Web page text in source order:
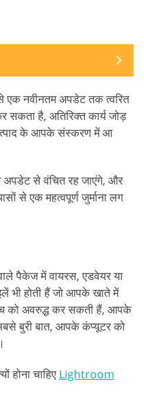
एक नवीनतम अपडेट तक त्वरित
सकता है, अतिरिक्त कार्य जोड़
के आपके संस्करण में आ
से वंचित रह जाएंगे, और
से एक महत्वपूर्ण जुर्माना लग
पैकेज में वायरस, एडवेयर या
भी होती हैं जो आपके खाते में
को अवरुद्ध कर सकती हैं, आपके
बुरी बात, आपके कंप्यूटर को
होना चाहिए Lightroom